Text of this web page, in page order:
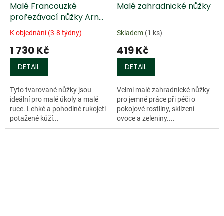
Malé Francouzké
prořezávací nůžky Arno,
kožené rukojeti
K objednání (3-8 týdny)
1 730 Kč
DETAIL
Tyto tvarované nůžky jsou
ideální pro malé úkoly a malé
ruce. Lehké a pohodlné rukojeti
potažené kůží...
Malé zahradnické nůžky
Skladem (1 ks)
419 Kč
DETAIL
Velmi malé zahradnické nůžky
pro jemné práce při péči o
pokojové rostliny, sklízení
ovoce a zeleniny....